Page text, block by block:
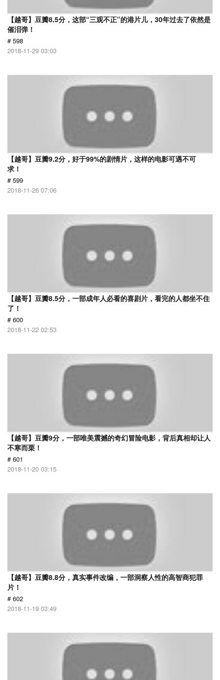
【越哥】豆瓣8.5分，这部“三观不正”的港片儿，30年过去了依然是
催泪弹！
# 598
2018-11-29 03:03
【越哥】豆瓣9.2分，好于99%的剧情片，这样的电影可遇不可
求！
# 599
2018-11-26 07:06
【越哥】豆瓣8.5分，一部成年人必看的喜剧片，看完的人都坐不住
了！
# 600
2018-11-22 02:53
【越哥】豆瓣9分，一部唯美震撼的奇幻冒险电影，背后真相却让人
不寒而栗！
# 601
2018-11-20 03:15
【越哥】豆瓣8.8分，真实事件改编，一部洞察人性的高智商犯罪
片！
# 602
2018-11-19 03:49